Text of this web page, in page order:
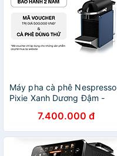
Máy pha cà phê Nespresso
Pixie Xanh Dương Đậm -
7.400.000 đ